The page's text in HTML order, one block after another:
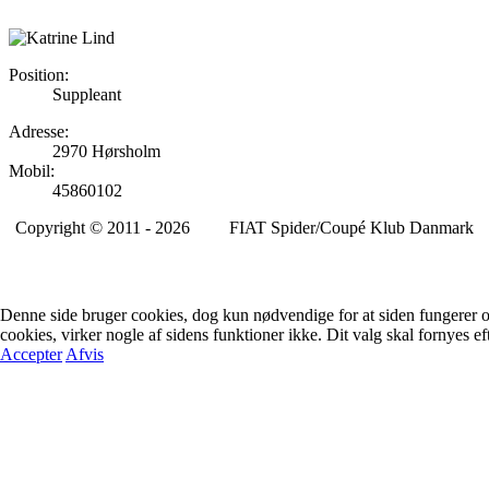
Position:
Suppleant
Adresse:
2970 Hørsholm
Mobil:
45860102
Copyright © 2011 - 2026 FIAT Spider/Coupé Klub Danmark
Denne side bruger cookies, dog kun nødvendige for at siden
cookies, virker nogle af sidens funktioner ikke. Dit valg skal fornyes
Accepter Afvis